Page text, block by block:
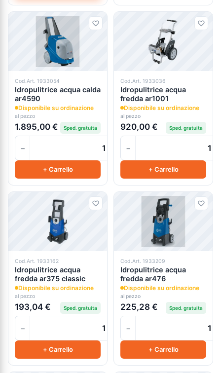
Cod.Art. 1933054
Idropulitrice acqua calda
ar4590
Disponibile su ordinazione
al pezzo
1.895,00 € Sped. gratuita
−
+ Carrello
Cod.Art. 1933036
Idropulitrice acqua
fredda ar1001
Disponibile su ordinazione
al pezzo
920,00 € Sped. gratuita
−
+ Carrello
Cod.Art. 1933162
Idropulitrice acqua
fredda ar375 classic
Disponibile su ordinazione
al pezzo
193,04 € Sped. gratuita
−
+ Carrello
Cod.Art. 1933209
Idropulitrice acqua
fredda ar476
Disponibile su ordinazione
al pezzo
225,28 € Sped. gratuita
−
+ Carrello